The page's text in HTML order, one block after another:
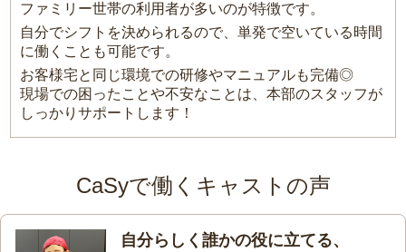
ファミリー世帯の利用者が多いのが特徴です。
自分でシフトを決められるので、単発で空いている時間
に働くことも可能です。
お客様宅と同じ環境での研修やマニュアルも完備◎
現場での困ったことや不安なことは、本部のスタッフが
しっかりサポートします！
CaSyで働くキャストの声
自分らしく誰かの役に立てる、